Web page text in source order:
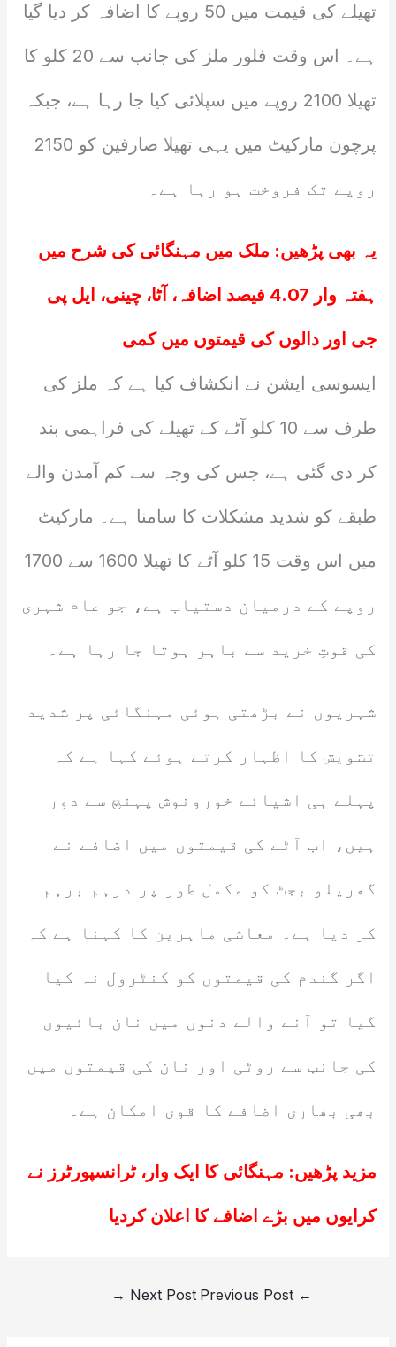
تھیلے کی قیمت میں 50 روپے کا اضافہ کر دیا گیا
ہے۔ اس وقت فلور ملز کی جانب سے 20 کلو کا
تھیلا 2100 روپے میں سپلائی کیا جا رہا ہے، جبکہ
پرچون مارکیٹ میں یہی تھیلا صارفین کو 2150
روپے تک فروخت ہو رہا ہے۔
یہ بھی پڑھیں: ملک میں مہنگائی کی شرح میں
ہفتہ وار 4.07 فیصد اضافہ، آٹا، چینی، ایل پی
جی اور دالوں کی قیمتوں میں کمی
ایسوسی ایشن نے انکشاف کیا ہے کہ ملز کی
طرف سے 10 کلو آٹے کے تھیلے کی فراہمی بند
کر دی گئی ہے، جس کی وجہ سے کم آمدن والے
طبقے کو شدید مشکلات کا سامنا ہے۔ مارکیٹ
میں اس وقت 15 کلو آٹے کا تھیلا 1600 سے 1700
روپے کے درمیان دستیاب ہے، جو عام شہری
کی قوتِ خرید سے باہر ہوتا جا رہا ہے۔
شہریوں نے بڑھتی ہوئی مہنگائی پر شدید
تشویش کا اظہار کرتے ہوئے کہا ہے کہ
پہلے ہی اشیائے خورونوش پہنچ سے دور
ہیں، اب آٹے کی قیمتوں میں اضافے نے
گھریلو بجٹ کو مکمل طور پر درہم برہم
کر دیا ہے۔ معاشی ماہرین کا کہنا ہے کہ
اگر گندم کی قیمتوں کو کنٹرول نہ کیا
گیا تو آنے والے دنوں میں نان بائیوں
کی جانب سے روٹی اور نان کی قیمتوں میں
بھی بھاری اضافے کا قوی امکان ہے۔
مزید پڑھیں: مہنگائی کا ایک وار، ٹرانسپورٹرز نے
کرایوں میں بڑے اضافے کا اعلان کردیا
←
Next Post
→